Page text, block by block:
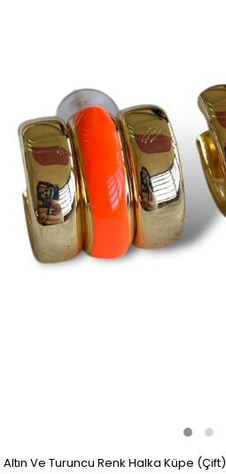
Altın Ve Turuncu Renk Halka Küpe (Çift)